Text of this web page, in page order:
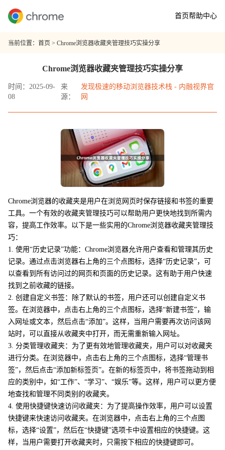
首页帮助中心
当前位置： 首页 > Chrome浏览器收藏夹管理技巧实操分享
Chrome浏览器收藏夹管理技巧实操分享
时间：2025-09-
08
来
源：
发现极速的移动浏览器技术栈 - 内融视界官
网
Chrome浏览器的收藏夹是用户在浏览网页时保存链接和书签的重要
工具。一个有效的收藏夹管理技巧可以帮助用户更快地找到所需内
容，提高工作效率。以下是一些实用的Chrome浏览器收藏夹管理技
巧：
1. 使用“历史记录”功能：Chrome浏览器允许用户查看和管理其历史
记录。通过点击浏览器右上角的三个点图标，选择“历史记录”，可
以查看到所有访问过的网页和页面的历史记录。这有助于用户快速
找到之前收藏的链接。
2. 创建自定义书签：除了默认的书签，用户还可以创建自定义书
签。在浏览器中，点击右上角的三个点图标，选择“新建书签”，输
入网址或文本，然后点击“添加”。这样，当用户需要再次访问该网
站时，可以直接从收藏夹中打开，而无需重新输入网址。
3. 分类管理收藏夹：为了更有效地管理收藏夹，用户可以对收藏夹
进行分类。在浏览器中，点击右上角的三个点图标，选择“管理书
签”，然后点击“添加新标签页”。在新的标签页中，将书签拖动到相
应的类别中，如“工作”、“学习”、“娱乐”等。这样，用户可以更方便
地查找和管理不同类别的收藏夹。
4. 使用快捷键快速访问收藏夹：为了提高操作效率，用户可以设置
快捷键来快速访问收藏夹。在浏览器中，点击右上角的三个点图
标，选择“设置”，然后在“快捷键”选项卡中设置相应的快捷键。这
样，当用户需要打开收藏夹时，只需按下相应的快捷键即可。